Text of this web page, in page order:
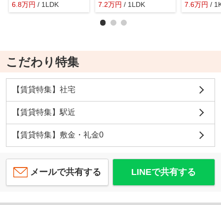
6.8万円 / 1LDK
7.2万円 / 1LDK 7.6万円 /
こだわり特集
【賃貸特集】社宅
【賃貸特集】駅近
【賃貸特集】敷金・礼金0
メールで共有する LINEで共有する